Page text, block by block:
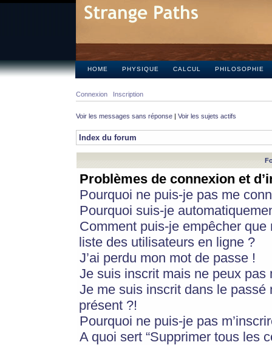
HOME PHYSIQUE CALCUL PHILOSOPHIE
Connexion Inscription
Voir les messages sans réponse | Voir les sujets actifs
Index du forum
Problèmes de connexion et
Pourquoi ne puis-je pas me
Pourquoi suis-je
Comment puis-je empêcher
liste des utilisateurs en ligne ?
J’ai perdu mon mot de passe !
Je suis inscrit mais ne peux pas
Je me suis inscrit dans le
présent ?!
Pourquoi ne puis-je pas
A quoi sert “Supprimer tous les